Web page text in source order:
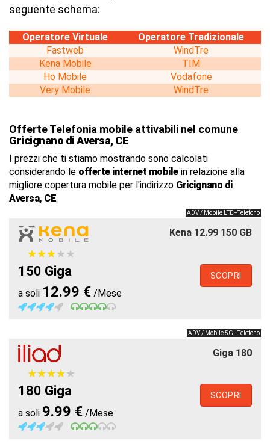
seguente schema:
Operatore Virtuale
Operatore Tradizionale
Fastweb
WindTre
Kena Mobile
TIM
Ho Mobile
Vodafone
Very Mobile
WindTre
Offerte Telefonia mobile attivabili nel comune
Gricignano di Aversa, CE
I prezzi che ti stiamo mostrando sono calcolati
considerando le offerte internet mobilein relazione alla
migliore copertura mobile per l'indirizzo Gricignano di
Aversa, CE.
ADV / Mobile LTE +Telefono
Kena 12.99 150 GB
★★★★★
★★★★★
150 Giga
a soli 12.99 € /Mese
SCOPRI
ADV / Mobile 5G +Telefono
Giga 180
★★★★★
★★★★★
180 Giga
a soli 9.99 € /Mese
SCOPRI